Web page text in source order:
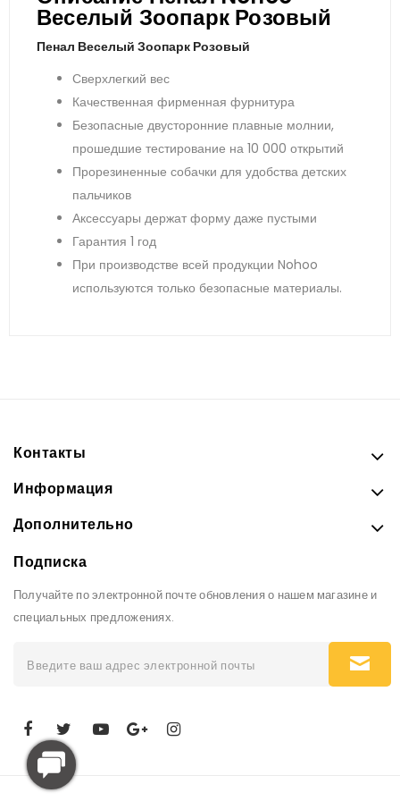
Веселый Зоопарк Розовый
Пенал Веселый Зоопарк Розовый
Сверхлегкий вес
Качественная фирменная фурнитура
Безопасные двусторонние плавные молнии,
прошедшие тестирование на 10 000 открытий
Прорезиненные собачки для удобства детских
пальчиков
Аксессуары держат форму даже пустыми
Гарантия 1 год
При производстве всей продукции Nohoo
используются только безопасные материалы.
Контакты
Информация
Дополнительно
Подписка
Получайте по электронной почте обновления о нашем магазине и
специальных предложениях.